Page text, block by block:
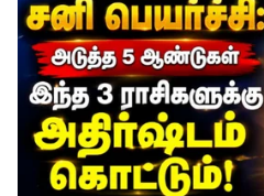
தாங்குற சக்தி
சமயம் இடி
தப்பிச்சுடும்.